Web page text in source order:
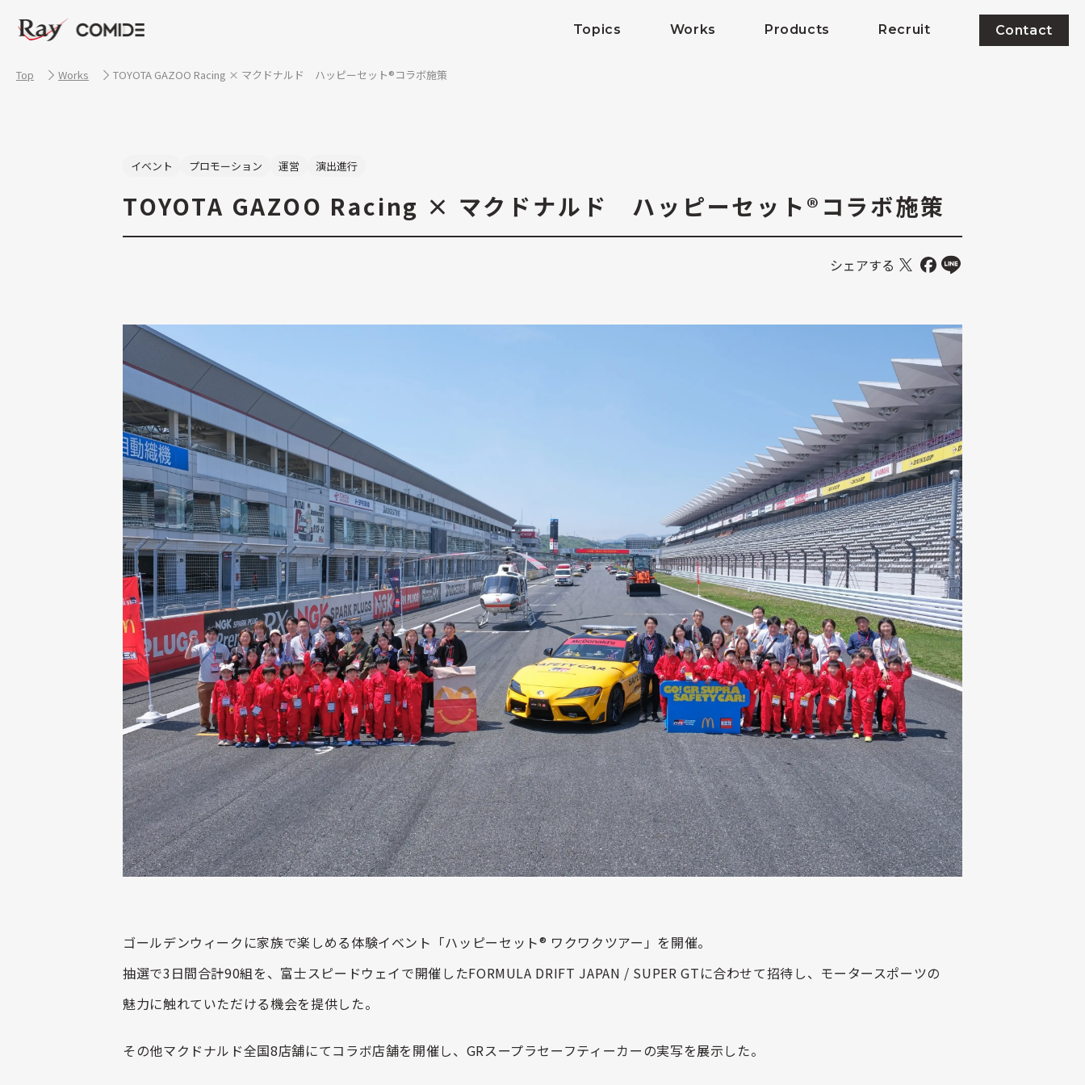
Topics Works Products Recruit Contact
Top Works TOYOTA GAZOO Racing × マクドナルド ハッピーセット®コラボ施策
イベント プロモーション 運営 演出進行
TOYOTA GAZOO Racing × マクドナルド ハッピーセット®コラボ施策
シェアする
ゴールデンウィークに家族で楽しめる体験イベント「ハッピーセット® ワクワクツアー」を開催。
抽選で3日間合計90組を、富士スピードウェイで開催したFORMULA DRIFT JAPAN / SUPER GTに合わせて招待し、 モータースポーツの
魅力に触れていただける機会を提供した。
その他マクドナルド全国8店舗にてコラボ店舗を開催し、 GRスープラセーフティーカーの実写を展示した。